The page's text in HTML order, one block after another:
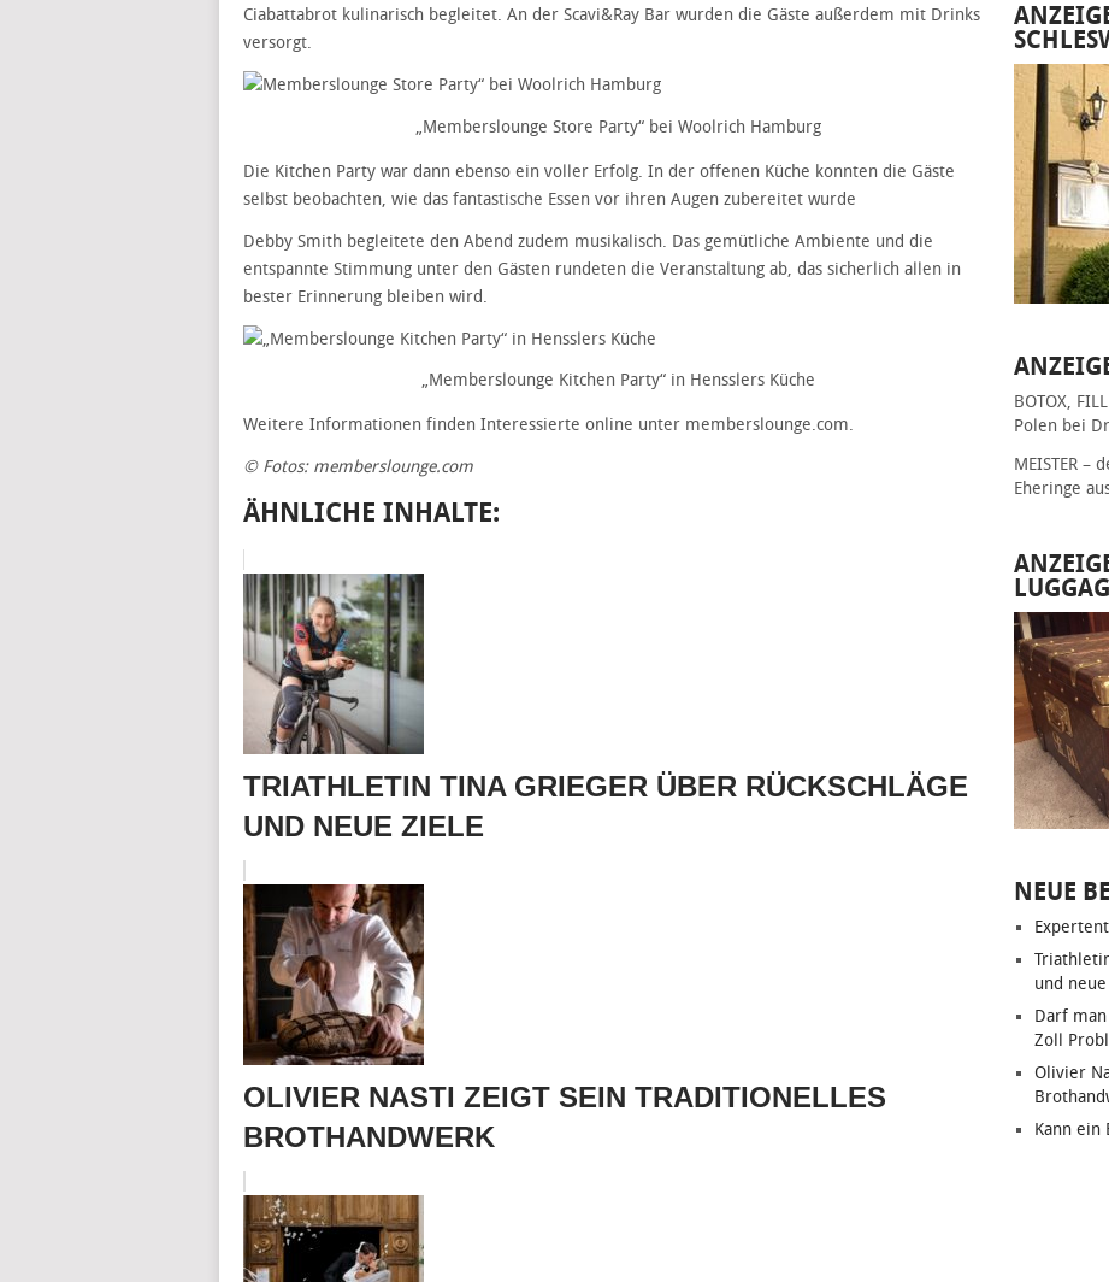
Ciabattabrot kulinarisch begleitet. An der Scavi&Ray Bar wurden die Gäste außerdem mit Drinks
versorgt.
„Memberslounge Store Party“ bei Woolrich Hamburg
Die Kitchen Party war dann ebenso ein voller Erfolg. In der offenen Küche konnten die Gäste
selbst beobachten, wie das fantastische Essen vor ihren Augen zubereitet wurde
Debby Smith begleitete den Abend zudem musikalisch. Das gemütliche Ambiente und die
entspannte Stimmung unter den Gästen rundeten die Veranstaltung ab, das sicherlich allen in
bester Erinnerung bleiben wird.
„Memberslounge Kitchen Party“ in Hensslers Küche
Weitere Informationen finden Interessierte online unter memberslounge.com.
© Fotos: memberslounge.com
ÄHNLICHE INHALTE:
TRIATHLETIN TINA GRIEGER ÜBER RÜCKSCHLÄGE
UND NEUE ZIELE
OLIVIER NASTI ZEIGT SEIN TRADITIONELLES
BROTHANDWERK
BOTOX,
Polen bei
MEISTER –
Eheringe
NEUE
und
Darf
Zoll
Olivier
Kann ein